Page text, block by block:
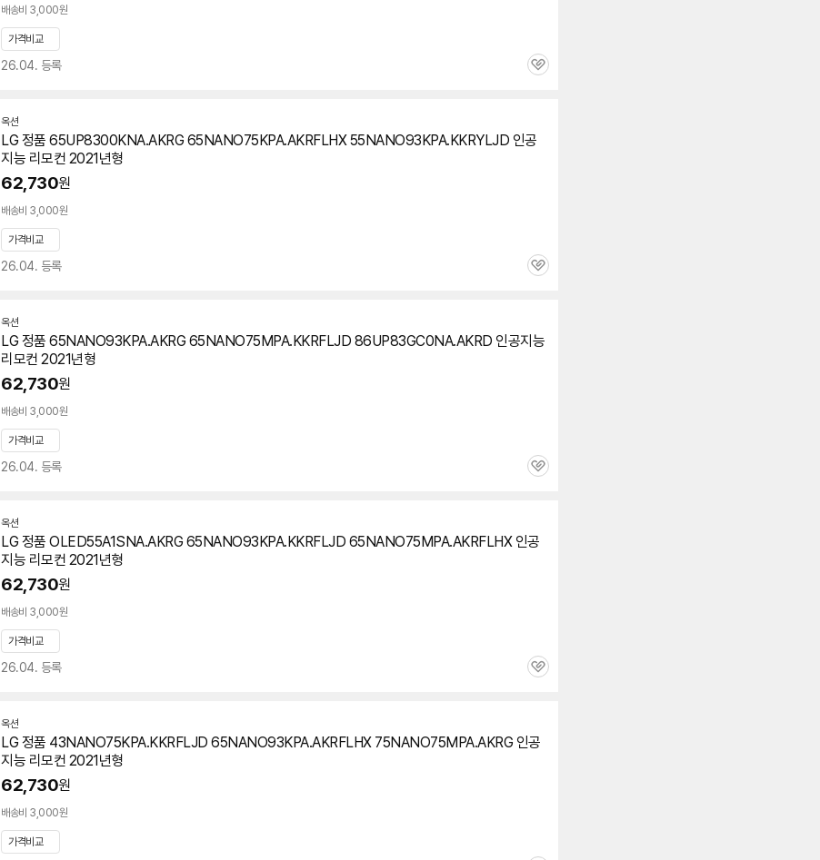
배송비 3,000원
가격비교
26.04. 등록
관
옥션
LG 정품 65UP8300KNA.AKRG 65NANO75KPA.AKRFLHX 55NANO93KPA.KKRYLJD 인공
지능 리모컨 2021년형
62,730원
배송비 3,000원
가격비교
26.04. 등록
관
옥션
LG 정품 65NANO93KPA.AKRG 65NANO75MPA.KKRFLJD 86UP83GC0NA.AKRD 인공지능
리모컨 2021년형
62,730원
배송비 3,000원
가격비교
26.04. 등록
관
옥션
LG 정품 OLED55A1SNA.AKRG 65NANO93KPA.KKRFLJD 65NANO75MPA.AKRFLHX 인공
지능 리모컨 2021년형
62,730원
배송비 3,000원
가격비교
26.04. 등록
관
옥션
LG 정품 43NANO75KPA.KKRFLJD 65NANO93KPA.AKRFLHX 75NANO75MPA.AKRG 인공
지능 리모컨 2021년형
62,730원
배송비 3,000원
가격비교
세부정보 열기/접기